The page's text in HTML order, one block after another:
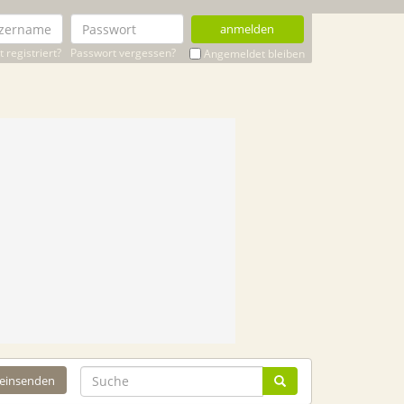
anmelden
registriert? Passwort vergessen? Angemeldet bleiben